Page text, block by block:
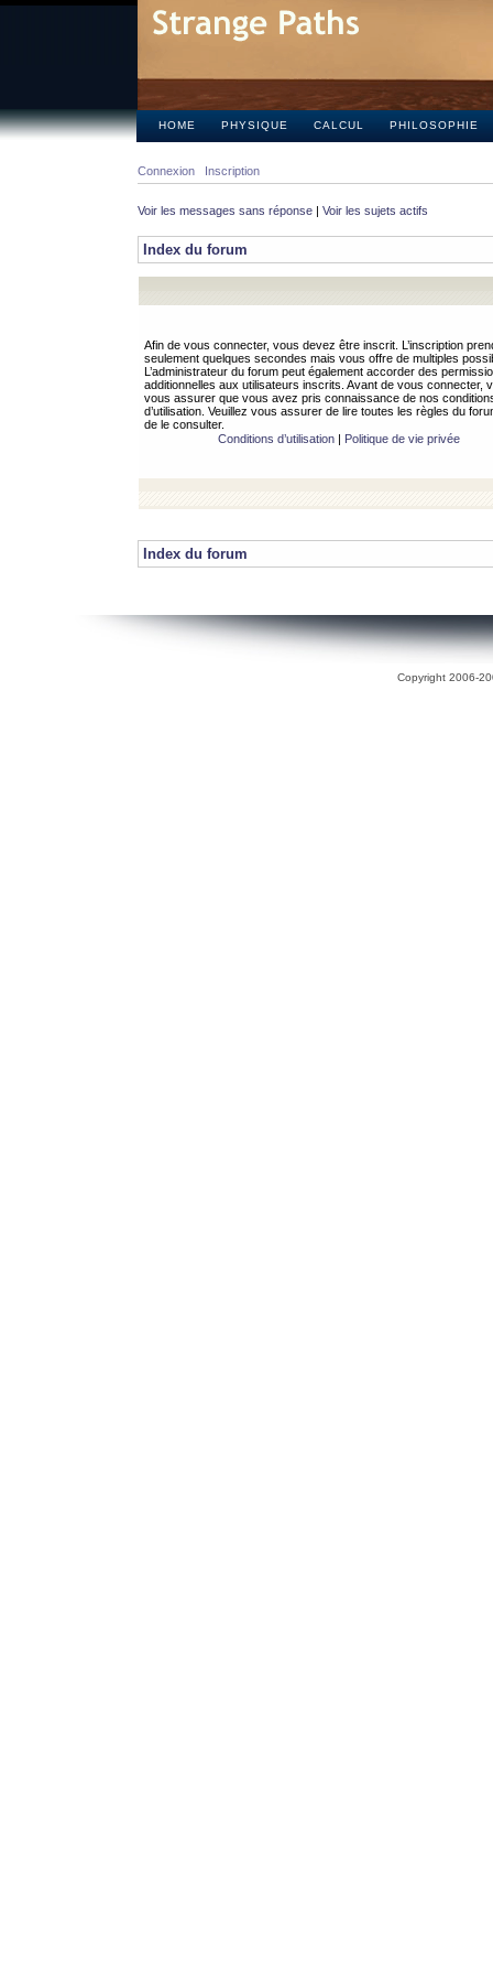
HOME PHYSIQUE CALCUL PHILOSOPHIE
Connexion Inscription
Voir les messages sans réponse | Voir les sujets actifs
Index du forum
Afin de vous connecter, vous devez être inscrit. L’inscription
seulement quelques secondes mais vous offre de multiples
L’administrateur du forum peut également accorder des
additionnelles aux utilisateurs inscrits. Avant de vous connecter,
vous assurer que vous avez pris connaissance de nos
d’utilisation. Veuillez vous assurer de lire toutes les règles du
de le consulter.
Conditions d’utilisation| Politique de vie privée
Index du forum
Copyright 2006-